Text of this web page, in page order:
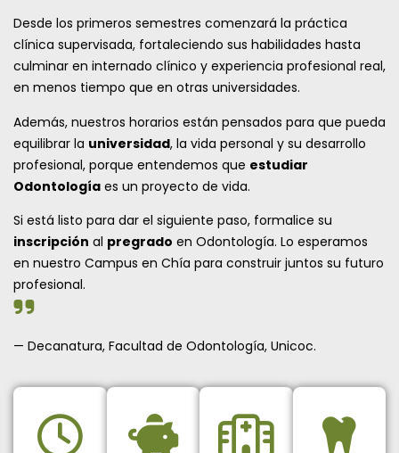
Desde los primeros semestres comenzará la práctica
clínica supervisada, fortaleciendo sus habilidades hasta
culminar en internado clínico y experiencia profesional real,
en menos tiempo que en otras universidades.
Además, nuestros horarios están pensados para que pueda
equilibrar la universidad, la vida personal y su desarrollo
profesional, porque entendemos que estudiar
Odontología es un proyecto de vida.
Si está listo para dar el siguiente paso, formalice su
inscripción al pregrado en Odontología. Lo esperamos
en nuestro Campus en Chía para construir juntos su futuro
profesional.
— Decanatura, Facultad de Odontología, Unicoc.